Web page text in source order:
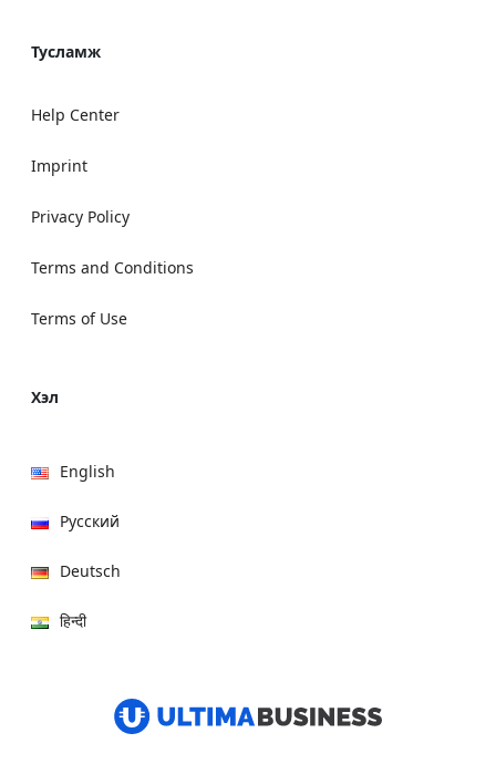
Тусламж
Help Center
Imprint
Privacy Policy
Terms and Conditions
Terms of Use
Хэл
English
Русский
Deutsch
हिन्दी